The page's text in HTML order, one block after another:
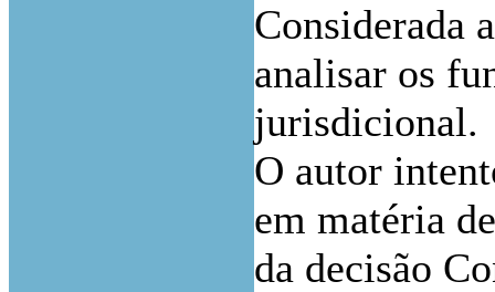
Considerada
analisar os
jurisdicional.
O autor
em matéria
da decisão